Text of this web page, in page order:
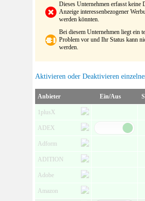
Dieses Unternehmen erfasst keine
Anzeige interessenbezogener
werden könnten.
Bei diesem Unternehmen liegt ein
Problem vor und Ihr Status kann
werden.